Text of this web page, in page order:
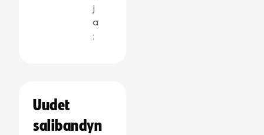
j
a
:
Uudet
salibandyn